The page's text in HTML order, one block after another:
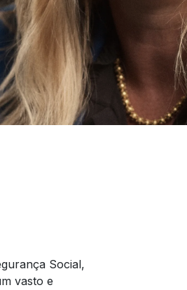
Social,
vasto e